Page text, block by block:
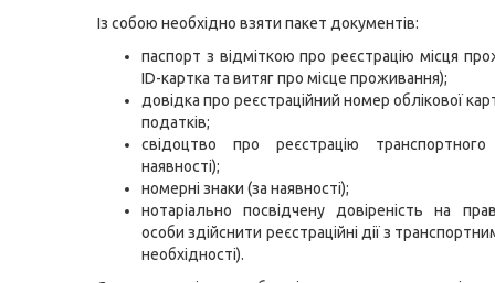
Із собою необхідно взяти пакет документів:
паспорт з відміткою про реєстрацію місця
ID-картка та витяг про місце проживання);
довідка про реєстраційний номер облікової
податків;
свідоцтво про реєстрацію
наявності);
номерні знаки (за наявності);
нотаріально посвідчену довіреність на
особи здійснити реєстраційні дії з
необхідності).